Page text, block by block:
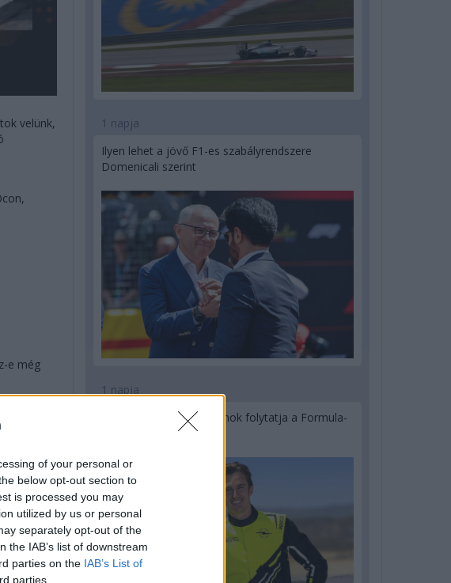
of your personal or
below opt-out section to
is processed you may
utilized by us or personal
separately opt-out of the
IAB’s list of downstream
parties on the IAB’s List of
parties.
velünk,
e még
miatt
1 napja
Ilyen lehet a jövő F1-es szabályrendszere
Domenicali szerint
1 napja
Újabb korábbi F2-es bajnok folytatja a Formula-